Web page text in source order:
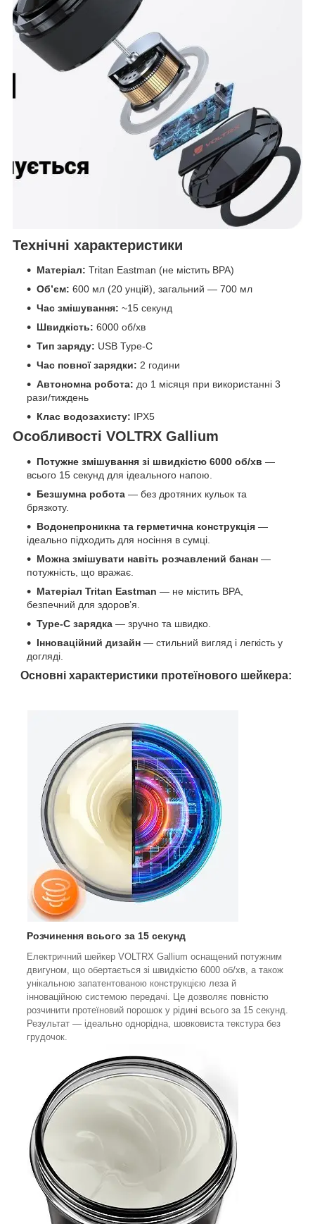
Технічні характеристики
Матеріал: Tritan Eastman (не містить BPA)
Об’єм: 600 мл (20 унцій), загальний — 700 мл
Час змішування: ~15 секунд
Швидкість: 6000 об/хв
Тип заряду: USB Type-C
Час повної зарядки: 2 години
Автономна робота: до 1 місяця при використанні 3
рази/тиждень
Клас водозахисту: IPX5
Особливості VOLTRX Gallium
Потужне змішування зі швидкістю 6000 об/хв —
всього 15 секунд для ідеального напою.
Безшумна робота — без дротяних кульок та
брязкоту.
Водонепроникна та герметична конструкція —
ідеально підходить для носіння в сумці.
Можна змішувати навіть розчавлений банан —
потужність, що вражає.
Матеріал Tritan Eastman — не містить BPA,
безпечний для здоров’я.
Type-C зарядка — зручно та швидко.
Інноваційний дизайн — стильний вигляд і легкість у
догляді.
Основні характеристики протеїнового шейкера:
Розчинення всього за 15 секунд
Електричний шейкер VOLTRX Gallium оснащений потужним
двигуном, що обертається зі швидкістю 6000 об/хв, а також
унікальною запатентованою конструкцією леза й
інноваційною системою передачі. Це дозволяє повністю
розчинити протеїновий порошок у рідині всього за 15 секунд.
Результат — ідеально однорідна, шовковиста текстура без
грудочок.